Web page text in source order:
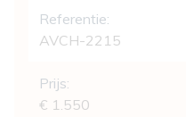
Referentie:
AVCH-2215
Prijs:
€ 1.550